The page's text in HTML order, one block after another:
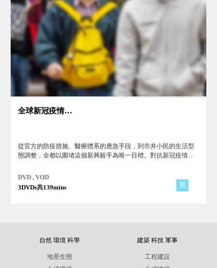
全球新冠疫情的襲擊
從官方的防疫措施、醫療體系的應急手段，到市井小民的生活型
態調整，全都以圍堵這個新興殺手為唯一目標。對抗新冠疫情是
DVD , VOD
3DVDs共139mins
英
自然 環境 科學
地景生態
建築 科技 軍事
工程建設